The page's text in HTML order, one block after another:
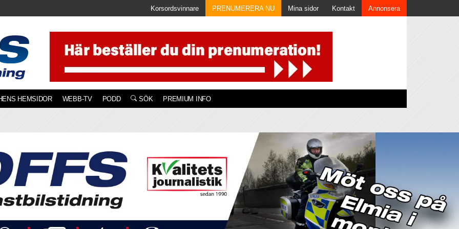
Korsordsvinnare PRENUMERERA NU Mina sidor Kontakt Annonsera
HEMSIDOR WEBB-TV PODD SÖK PREMIUM INFO